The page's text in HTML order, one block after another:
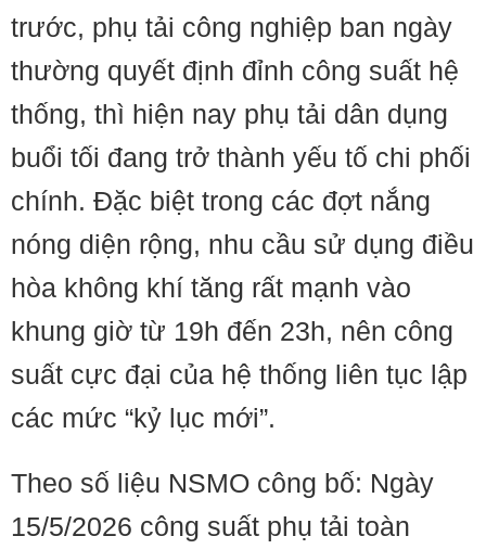
trước, phụ tải công nghiệp ban ngày
thường quyết định đỉnh công suất hệ
thống, thì hiện nay phụ tải dân dụng
buổi tối đang trở thành yếu tố chi phối
chính. Đặc biệt trong các đợt nắng
nóng diện rộng, nhu cầu sử dụng điều
hòa không khí tăng rất mạnh vào
khung giờ từ 19h đến 23h, nên công
suất cực đại của hệ thống liên tục lập
các mức “kỷ lục mới”.
Theo số liệu NSMO công bố: Ngày
15/5/2026 công suất phụ tải toàn